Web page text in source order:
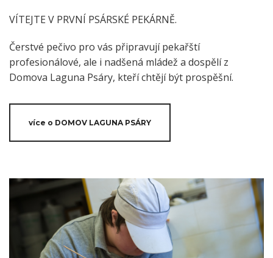
VÍTEJTE V PRVNÍ PSÁRSKÉ PEKÁRNĚ.
Čerstvé pečivo pro vás připravují pekařští
profesionálové, ale i nadšená mládež a dospělí z
Domova Laguna Psáry, kteří chtějí být prospěšní.
více o DOMOV LAGUNA PSÁRY